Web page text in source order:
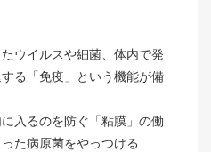
ウイルスや細菌、体内で発
る「免疫」という機能が備
入るのを防ぐ「粘膜」の働
た病原菌をやっつける